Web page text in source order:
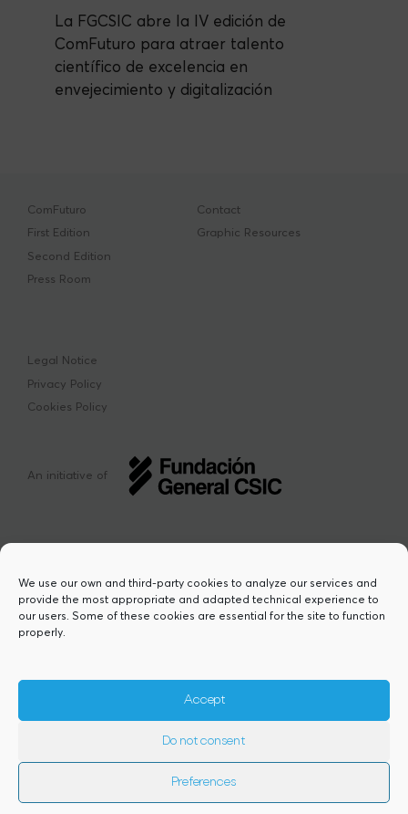
We use our own and third-party cookies to analyze our services and
provide the most appropriate and adapted technical experience to
our users. Some of these cookies are essential for the site to function
properly.
Accept
Do not consent
Preferences
La FGCSIC abre la IV edición de
ComFuturo para atraer talento
científico de excelencia en
envejecimiento y digitalización
ComFuturo
First Edition
Second Edition
Press Room
Contact
Graphic Resources
Legal Notice
Privacy Policy
Cookies Policy
An initiative of
This project has received funding from the
European Union’s Horizon Europe research
reflect those of the European Union or the
granting authority. Neither the European
Union nor the granting authority can be
held responsible for them.